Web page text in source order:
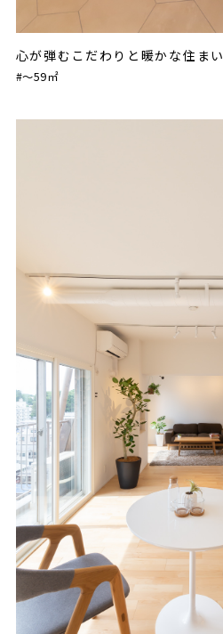
心が弾むこだわりと暖かな住まい
#〜59㎡